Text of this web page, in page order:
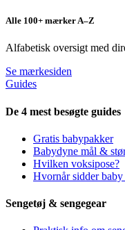
Alle 100+ mærker A–Z
Alfabetisk oversigt med
Se mærkesiden
Guides
De 4 mest besøgte guides
Gratis babypakker
Babydyne mål &
Hvilken voksipose?
Hvornår sidder baby
Sengetøj & sengegear